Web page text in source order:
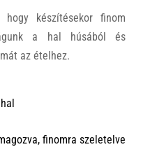
készítésekor finom
a hal húsából és
az ételhez.
finomra szeletelve